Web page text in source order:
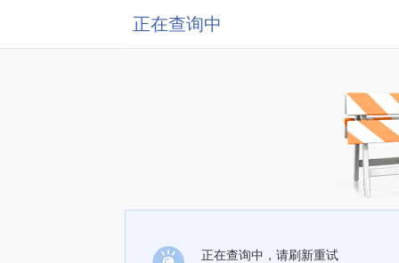
正在查询中
正在查询中，请刷新重试